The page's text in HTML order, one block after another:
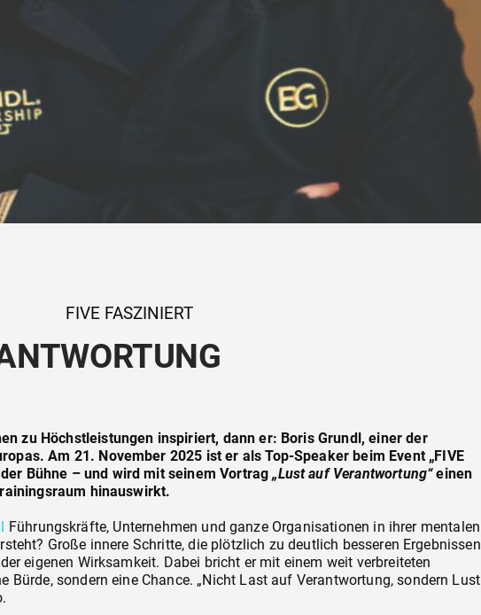
FIVE FASZINIERT
zu Höchstleistungen inspiriert, dann er: Boris Grundl, einer der
Am 21. November 2025 ist er als Top-Speaker beim Event „FIVE
Bühne – und wird mit seinem Vortrag„Lust auf Verantwortung“einen
hinauswirkt.
Führungskräfte, Unternehmen und ganze Organisationen in ihrer mentalen
Große innere Schritte, die plötzlich zu deutlich besseren Ergebnissen
eigenen Wirksamkeit. Dabei bricht er mit einem weit verbreiteten
Bürde, sondern eine Chance. „Nicht Last auf Verantwortung, sondern Lust